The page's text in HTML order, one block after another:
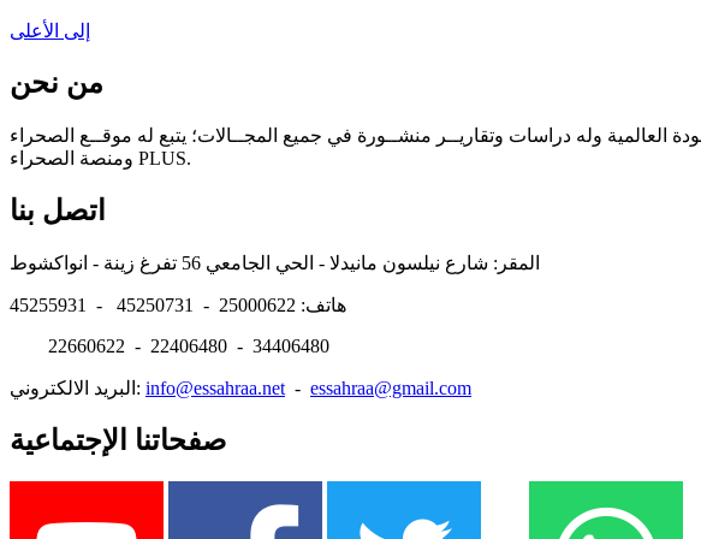
إلى الأعلى
من نحن
العالمية وله دراسات وتقاريــر منشــورة في جميع المجــالات؛ يتبع له موقــع الصحراء
ومنصة الصحراء PLUS.
اتصل بنا
هاتف: 25000622 - 45250731 - 45255931
22660622 - 22406480 - 34406480
البريد الالكتروني: info@essahraa.net - essahraa@gmail.com
صفحاتنا الإجتماعية